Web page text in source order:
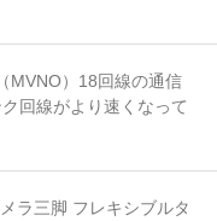
MVNO）18回線の通信
回線がより速くなって
ラ三脚 フレキシブルタ